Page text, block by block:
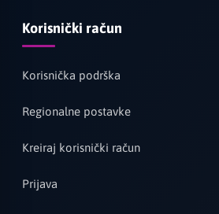
Korisnički račun
Korisnička podrška
Regionalne postavke
Kreiraj korisnički račun
Prijava